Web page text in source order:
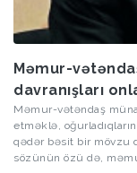
Məmur-
davranışları
qədər bəsit bir
Məmur-vətəndaş
etməklə,
qədər bəsit bir mövzu
sözünün özü də,